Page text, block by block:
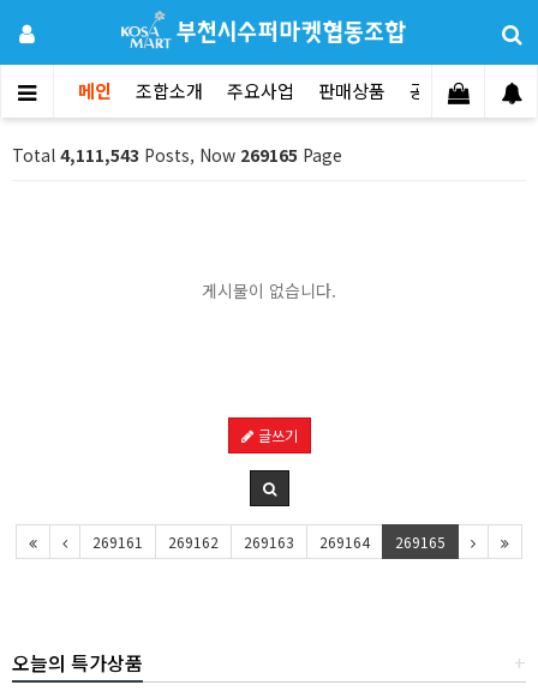
메인 조합소개 주요사업 판매상품 공지사항 문
Total 4,111,543 Posts, Now 269165 Page
게시물이 없습니다.
글쓰기
269161 269162 269163 269164 269165
+
오늘의 특가상품